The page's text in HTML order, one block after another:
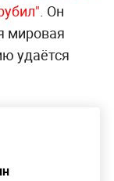
. Он
мировая
удаётся